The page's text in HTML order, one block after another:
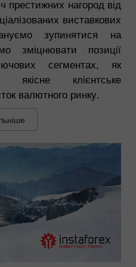
престижних нагород від
виставкових
зупинятися на
зміцнювати позиції
сегментах, як
якісне клієнтське
валютного ринку.